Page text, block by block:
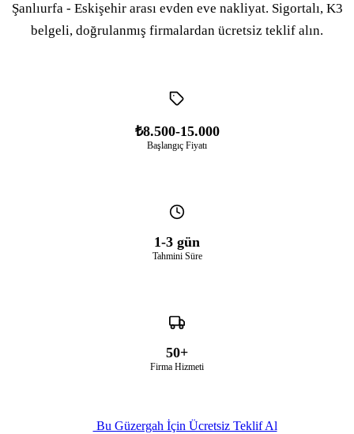
Şanlıurfa - Eskişehir arası evden eve nakliyat. Sigortalı, K3
belgeli, doğrulanmış firmalardan ücretsiz teklif alın.
₺8.500-15.000
Başlangıç Fiyatı
1-3 gün
Tahmini Süre
50+
Firma Hizmeti
Bu Güzergah İçin Ücretsiz Teklif Al